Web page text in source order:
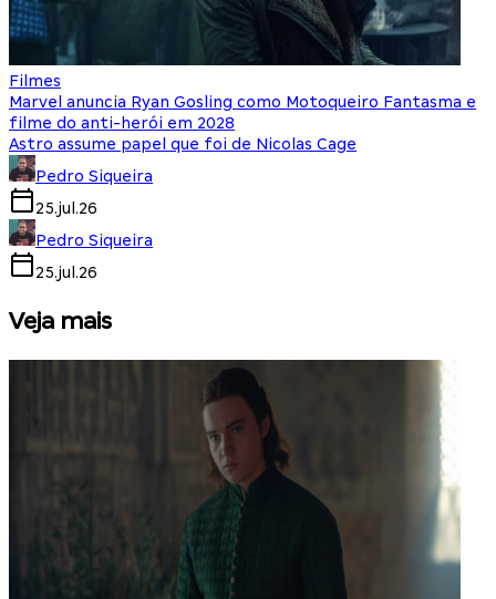
Filmes
Marvel anuncia Ryan Gosling como Motoqueiro Fantasma e
filme do anti-herói em 2028
Astro assume papel que foi de Nicolas Cage
Pedro Siqueira
25.jul.26
Pedro Siqueira
25.jul.26
Veja mais